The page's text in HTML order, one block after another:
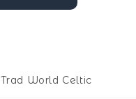
Trad World Celtic